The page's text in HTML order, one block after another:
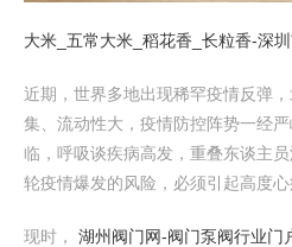
大米_五常大米_稻花香_长粒香-深
近期，世界多地出现稀罕疫情反弹
集、流动性大，疫情防控阵势一经
临，呼吸谈疾病高发，重叠东谈主
轮疫情爆发的风险，必须引起高度心
现时， 湖州阀门网-阀门泵阀行业门